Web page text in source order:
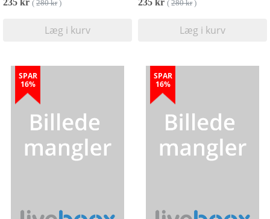
( 280 kr)
Læg i kurv
( 280 kr)
Læg i kurv
SPAR
16%
SPAR
16%